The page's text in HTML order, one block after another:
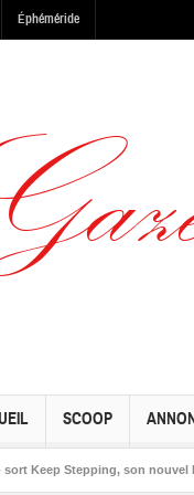
Éphéméride
SCOOP
Stepping, son nouvel EP